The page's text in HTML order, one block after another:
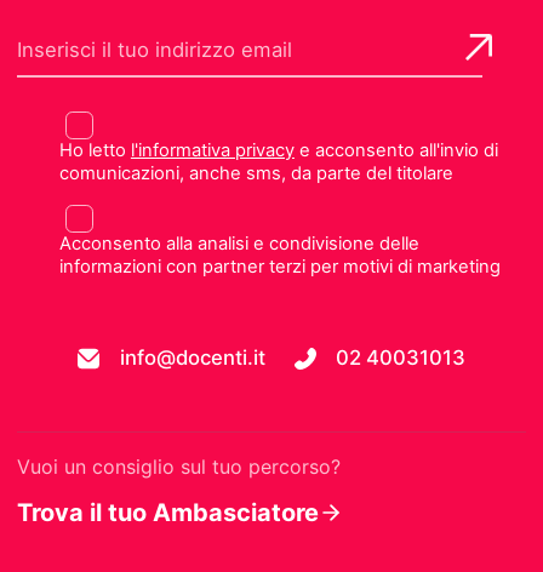
Ho letto l'informativa privacye acconsento all'invio di
comunicazioni, anche sms, da parte del titolare
Acconsento alla analisi e condivisione delle
informazioni con partner terzi per motivi di marketing
info@docenti.it 02 40031013
Vuoi un consiglio sul tuo percorso?
Trova il tuo Ambasciatore